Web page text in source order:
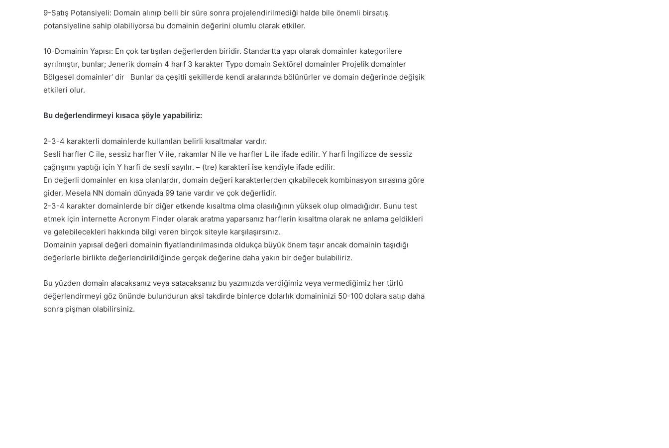
9-Satış Potansiyeli: Domain alınıp belli bir süre sonra projelendirilmediği halde bile önemli birsatış
potansiyeline sahip olabiliyorsa bu domainin değerini olumlu olarak etkiler.
10-Domainin Yapısı: En çok tartışılan değerlerden biridir. Standartta yapı olarak domainler kategorilere
ayrılmıştır, bunlar; Jenerik domain 4 harf 3 karakter Typo domain Sektörel domainler Projelik domainler
Bölgesel domainler’ dir Bunlar da çeşitli şekillerde kendi aralarında bölünürler ve domain değerinde değişik
etkileri olur.
Bu değerlendirmeyi kısaca şöyle yapabiliriz:
2-3-4 karakterli domainlerde kullanılan belirli kısaltmalar vardır.
Sesli harfler C ile, sessiz harfler V ile, rakamlar N ile ve harfler L ile ifade edilir. Y harfi İngilizce de sessiz
çağrışımı yaptığı için Y harfi de sesli sayılır. – (tre) karakteri ise kendiyle ifade edilir.
En değerli domainler en kısa olanlardır, domain değeri karakterlerden çıkabilecek kombinasyon sırasına göre
gider. Mesela NN domain dünyada 99 tane vardır ve çok değerlidir.
2-3-4 karakter domainlerde bir diğer etkende kısaltma olma olasılığının yüksek olup olmadığıdır. Bunu test
etmek için internette Acronym Finder olarak aratma yaparsanız harflerin kısaltma olarak ne anlama geldikleri
ve gelebilecekleri hakkında bilgi veren birçok siteyle karşılaşırsınız.
Domainin yapısal değeri domainin fiyatlandırılmasında oldukça büyük önem taşır ancak domainin taşıdığı
değerlerle birlikte değerlendirildiğinde gerçek değerine daha yakın bir değer bulabiliriz.
Bu yüzden domain alacaksanız veya satacaksanız bu yazımızda verdiğimiz veya vermediğimiz her türlü
değerlendirmeyi göz önünde bulundurun aksi takdirde binlerce dolarlık domaininizi 50-100 dolara satıp daha
sonra pişman olabilirsiniz.